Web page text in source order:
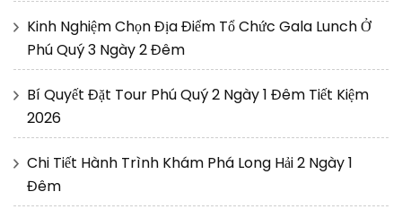
Kinh Nghiệm Chọn Địa Điểm Tổ Chức Gala Lunch Ở
Phú Quý 3 Ngày 2 Đêm
Bí Quyết Đặt Tour Phú Quý 2 Ngày 1 Đêm Tiết Kiệm
2026
Chi Tiết Hành Trình Khám Phá Long Hải 2 Ngày 1
Đêm